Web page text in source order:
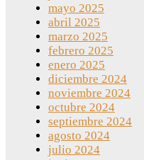
mayo 2025
abril 2025
marzo 2025
febrero 2025
enero 2025
diciembre 2024
noviembre 2024
octubre 2024
septiembre 2024
agosto 2024
julio 2024